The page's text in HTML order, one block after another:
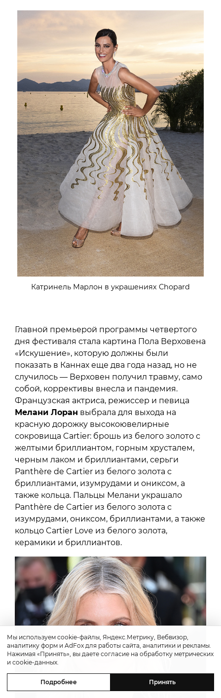
Катринель Марлон в украшениях Chopard
Главной премьерой программы четвертого
дня фестиваля стала картина Пола Верховена
«Искушение», которую должны были
показать в Каннах еще два года назад, но не
случилось — Верховен получил травму, само
собой, коррективы внесла и пандемия.
Французская актриса, режиссер и певица
Мелани Лоран выбрала для выхода на
красную дорожку высокоювелирные
сокровища Cartier: брошь из белого золото с
желтыми бриллиантом, горным хрусталем,
черным лаком и бриллиантами, серьги
Panthère de Cartier из белого золота с
бриллиантами, изумрудами и ониксом, а
также кольца. Пальцы Мелани украшало
Panthère de Cartier из белого золота с
изумрудами, ониксом, бриллиантами, а также
кольцо Cartier Love из белого золота,
керамики и бриллиантов.
Мы используем cookie-файлы, Яндекс.Метрику, Вебвизор,
аналитику форм и AdFox для работы сайта, аналитики и рекламы.
Нажимая «Принять», вы даете согласие на обработку метрических
и cookie-данных.
Подробнее Принять